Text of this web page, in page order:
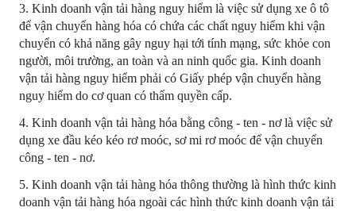
3. Kinh doanh vận tải hàng nguy hiểm là việc sử dụng xe ô tô
để vận chuyển hàng hóa có chứa các chất nguy hiểm khi vận
chuyển có khả năng gây nguy hại tới tính mạng, sức khỏe con
người, môi trường, an toàn và an ninh quốc gia. Kinh doanh
vận tải hàng nguy hiểm phải có Giấy phép vận chuyển hàng
nguy hiểm do cơ quan có thẩm quyền cấp.
4. Kinh doanh vận tải hàng hóa bằng công - ten - nơ là việc sử
dụng xe đầu kéo kéo rơ moóc, sơ mi rơ moóc để vận chuyển
công - ten - nơ.
5. Kinh doanh vận tải hàng hóa thông thường là hình thức kinh
doanh vận tải hàng hóa ngoài các hình thức kinh doanh vận tải